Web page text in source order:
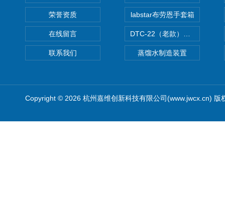
荣誉资质
在线留言
联系我们
labstar布劳恩手套箱
蒸馏水制造装置
Copyright © 2026 杭州嘉维创新科技有限公司(www.jwcx.cn) 版